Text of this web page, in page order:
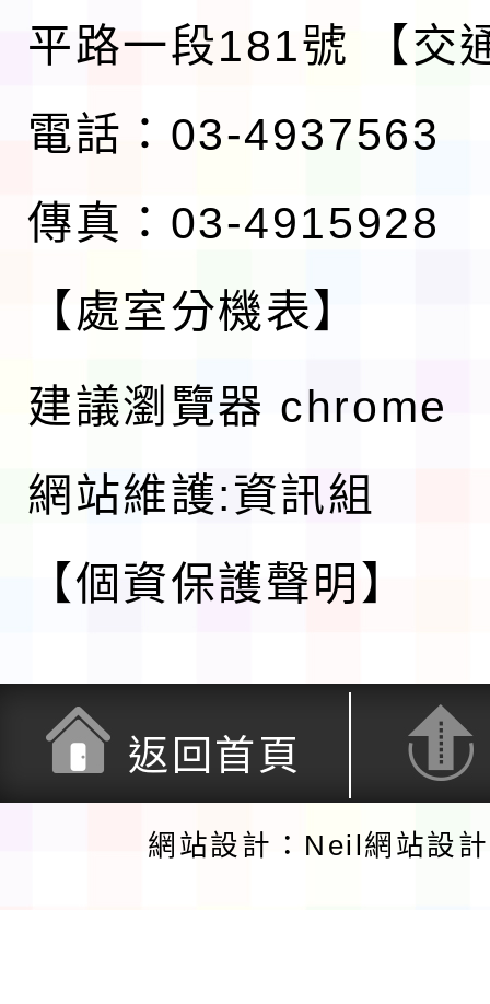
平路一段181號
【交
電話：03-4937563
傳真：03-4915928
【處室分機表】
建議瀏覽器 chrome
網站維護:資訊組
【個資保護聲明】
返回首頁
網站設計：Neil網站設